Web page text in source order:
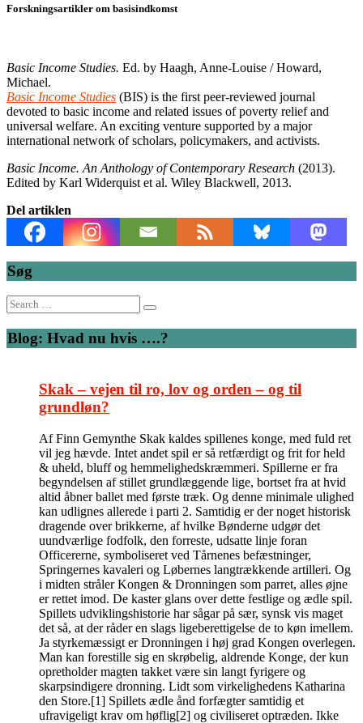
Forskningsartikler om basisindkomst
Basic Income Studies. Ed. by Haagh, Anne-Louise / Howard,
Michael.
Basic Income Studies (BIS) is the first peer-reviewed journal
devoted to basic income and related issues of poverty relief and
universal welfare. An exciting venture supported by a major
international network of scholars, policymakers, and activists.
Basic Income. An Anthology of Contemporary Research (2013).
Edited by Karl Widerquist et al. Wiley Blackwell, 2013.
Del artiklen
Søg
Search
for:
Blog: Hvad nu hvis ….?
Skak – vejen til ro, lov og orden – og til
grundløn?
Af Finn Gemynthe Skak kaldes spillenes konge, med fuld ret
vil jeg hævde. Intet andet spil er så retfærdigt og frit for held
& uheld, bluff og hemmelighedskræmmeri. Spillerne er fra
begyndelsen af stillet grundlæggende lige, bortset fra at hvid
altid åbner ballet med første træk. Og denne minimale ulighed
kan udlignes allerede i parti 2. Samtidig er der noget historisk
dragende over brikkerne, af hvilke Bønderne udgør det
uundværlige fodfolk, den forreste, udsatte linje foran
Officererne, symboliseret ved Tårnenes befæstninger,
Springernes kavaleri og Løbernes langtrækkende artilleri. Og
i midten stråler Kongen & Dronningen som parret, alles øjne
er rettet imod. De kaster glans over dette festlige og ædle spil.
Spillets udviklingshistorie har sågar på sær, synsk vis maget
det så, at der råder en slags ligeberettigelse de to køn imellem.
Ja styrkemæssigt er Dronningen i høj grad Kongen overlegen.
Man kan forestille sig en skrøbelig, aldrende Konge, der kun
opretholder magten takket være sin langt fyrigere og
skarpsindigere dronning. Lidt som virkelighedens Katharina
den Store.[1] Spillets ædle ånd forfægter samtidig et
ufravigeligt krav om høflig[2] og civiliseret optræden. Ikke